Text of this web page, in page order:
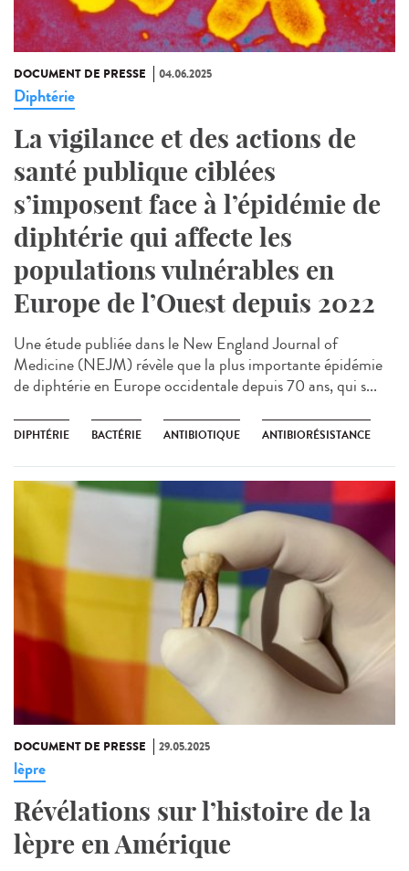
DOCUMENT DE PRESSE 04.06.2025
Diphtérie
La vigilance et des actions de
santé publique ciblées
s’imposent face à l’épidémie de
diphtérie qui affecte les
populations vulnérables en
Europe de l’Ouest depuis 2022
Une étude publiée dans le New England Journal of
Medicine (NEJM) révèle que la plus importante épidémie
de diphtérie en Europe occidentale depuis 70 ans, qui s...
DIPHTÉRIE BACTÉRIE ANTIBIOTIQUE ANTIBIORÉSISTANCE
DOCUMENT DE PRESSE 29.05.2025
lèpre
Révélations sur l’histoire de la
lèpre en Amérique